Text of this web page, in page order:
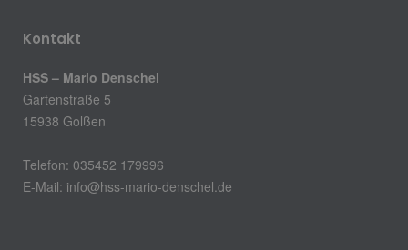
Kontakt
HSS – Mario Denschel
Gartenstraße 5
15938 Golßen
Telefon: 035452 179996
E-Mail: info@hss-mario-denschel.de